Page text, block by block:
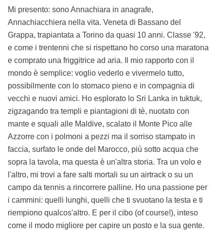
Mi presento: sono Annachiara in anagrafe,
Annachiacchiera nella vita. Veneta di Bassano del
Grappa, trapiantata a Torino da quasi 10 anni. Classe '92,
e come i trentenni che si rispettano ho corso una maratona
e comprato una friggitrice ad aria. Il mio rapporto con il
mondo è semplice: voglio vederlo e vivermelo tutto,
possibilmente con lo stomaco pieno e in compagnia di
vecchi e nuovi amici. Ho esplorato lo Sri Lanka in tuktuk,
zigzagando tra templi e piantagioni di tè, nuotato con
mante e squali alle Maldive, scalato il Monte Pico alle
Azzorre con i polmoni a pezzi ma il sorriso stampato in
faccia, surfato le onde del Marocco, più sotto acqua che
sopra la tavola, ma questa è un'altra storia. Tra un volo e
l'altro, mi trovi a fare salti mortali su un airtrack o su un
campo da tennis a rincorrere palline. Ho una passione per
i cammini: quelli lunghi, quelli che ti svuotano la testa e ti
riempiono qualcos'altro. E per il cibo (of course!), inteso
come il modo migliore per capire un posto e la sua gente.